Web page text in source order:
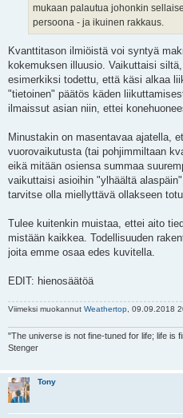
mukaan palautua johonkin
persoona - ja ikuinen rakkaus.
Kvanttitason ilmiöistä voi syntyä
kokemuksen illuusio. Vaikuttaisi
esimerkiksi todettu, että käsi alkaa
"tietoinen" päätös käden
ilmaissut asian niin, ettei
Minustakin on masentavaa ajatella,
vuorovaikutusta (tai pohjimmiltaan
eikä mitään osiensa summaa
vaikuttaisi asioihin "ylhäältä
tarvitse olla miellyttävä ollakseen
Tulee kuitenkin muistaa, ettei aito
mistään kaikkea. Todellisuuden
joita emme osaa edes kuvitella.
EDIT: hienosäätöä
Viimeksi muokannut Weathertop , 09.09.2018
"The universe is not fine-tuned for life; life is
Stenger
Tony